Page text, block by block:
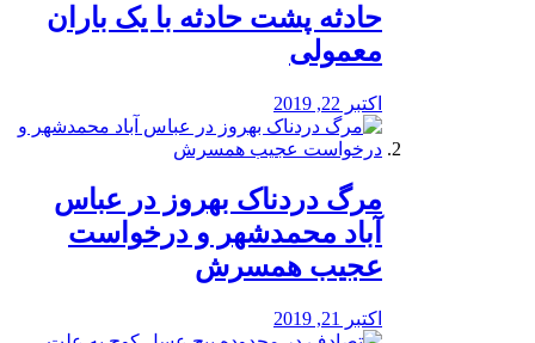
️حادثه پشت حادثه با یک باران
معمولی
اکتبر 22, 2019
مرگ دردناک بهروز در عباس
آباد محمدشهر و درخواست
عجیب همسرش
اکتبر 21, 2019